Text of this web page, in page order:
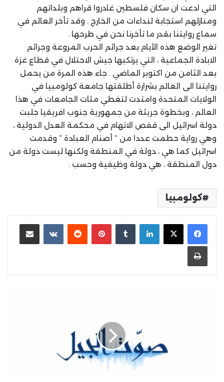
التي ادعت ان سكان فلسطين غادروا قراهم وبلداتهم
ومنازلهم استجابة لنداءات من الخارج . وقد تأخر العالم في
سماع روايتنا بقدر ما تأخرنا نحن في طرحها .
تغير الوضع هذه الأيام بعد جرائم الحرب المروعة وجرائم
الابادة الجماعية ، التي يرتكبها جيش الاحتلال في قطاع غزة
بعد الثامن من اكتوبر الماضي . جاء هذه المرة من يحمل
روايتنا الى العالم بشرارة أطلقتها جامعة كولومبيا في
الولايات المتحدة وامتدت لتغطي مئات الجامعات في هذا
العالم ، وبخطوة جريئة من جمهورية جنوب افريقيا جلبت
دولة اسرائيل الى قفص الاتهام في محكمة العدل الدولية ،
وهي رواية حطمت عددا من ” أصنام العبادة ” وقدمت
اسرائيل كما هي ، دولة في المنطقة ولكنها ليست دولة من
دول المنطقة ، هي دولة وظيفية وحسب .
كولومبيا
لينكدإن بينتيريست مشاركة عبر البريد
طباعة